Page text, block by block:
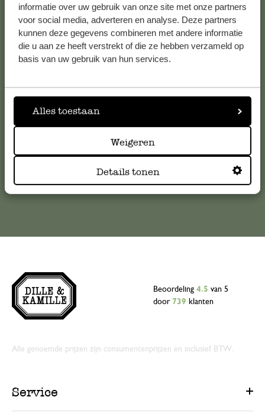
informatie over uw gebruik van onze site met onze partners
voor social media, adverteren en analyse. Deze partners
kunnen deze gegevens combineren met andere informatie
die u aan ze heeft verstrekt of die ze hebben verzameld op
basis van uw gebruik van hun services.
Alles toestaan
Weigeren
Details tonen
Klantenservice
klantenservice. Of bekijk hier het antwoord op de
klantenservice@dille-kamille.com
Online Klantenservice
Beoordeling 4.5 van 5
door 739 klanten
Alle genoemde prijzen zijn consumentenprijzen en inclusief BTW.
Service